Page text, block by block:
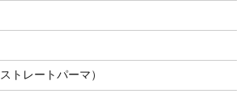
トレートパーマ）